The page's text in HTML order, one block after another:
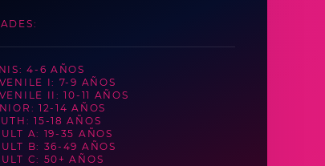
4-6 AÑOS
I: 7-9 AÑOS
II: 10-11 AÑOS
12-14 AÑOS
15-18 AÑOS
A: 19-35 AÑOS
B: 36-49 AÑOS
C: 50+ AÑOS